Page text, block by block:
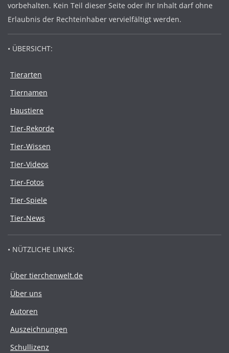
vorbehalten. Kein Teil dieser Seite oder ihr Inhalt darf ohne
Erlaubnis der Rechteinhaber vervielfältigt werden.
• ÜBERSICHT:
Tierarten
Tiernamen
Haustiere
Tier-Rekorde
Tier-Wissen
Tier-Videos
Tier-Fotos
Tier-Spiele
Tier-News
• NÜTZLICHE LINKS:
Über tierchenwelt.de
Über uns
Autoren
Auszeichnungen
Schullizenz